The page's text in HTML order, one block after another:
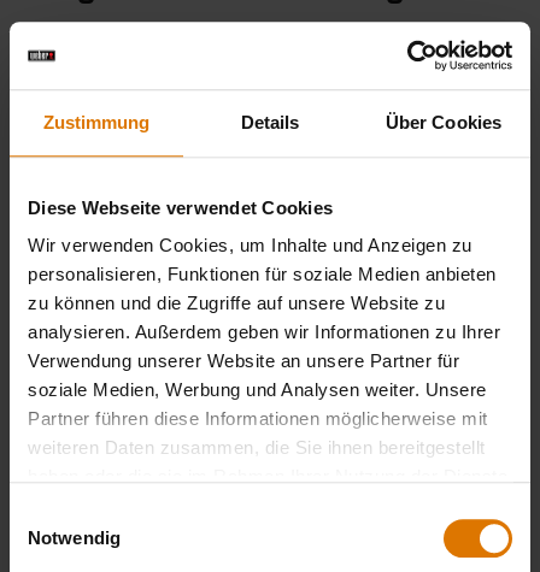
Zustimmung Details Über Cookies
Diese Webseite verwendet Cookies
Wir verwenden Cookies, um Inhalte und Anzeigen zu
personalisieren, Funktionen für soziale Medien anbieten
zu können und die Zugriffe auf unsere Website zu
analysieren. Außerdem geben wir Informationen zu Ihrer
Verwendung unserer Website an unsere Partner für
soziale Medien, Werbung und Analysen weiter. Unsere
Partner führen diese Informationen möglicherweise mit
weiteren Daten zusammen, die Sie ihnen bereitgestellt
Notwendig
Bei der Entscheidung, ob du einen Gasgrill mit
nehmen solltest, kommt es hauptsächlich
Bei einem geschlossenen Rollwagen kannst du
dein gesamtes Grillwerkzeug gut geschützt
darin aufbewahren, ohne es im Regen stehen zu
lassen. Bei einem offenen Rollwagen hast du
dagegen deinZubehörschnell zur Hand.